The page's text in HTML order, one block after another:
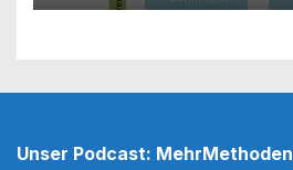
Unser Podcast: MehrMethoden